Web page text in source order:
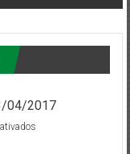
04/2017
em